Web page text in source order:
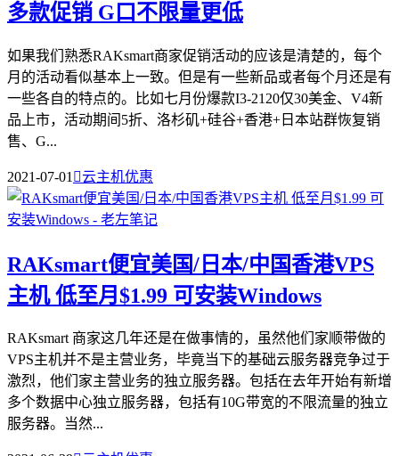
多款促销 G口不限量更低
如果我们熟悉RAKsmart商家促销活动的应该是清楚的，每个
月的活动看似基本上一致。但是有一些新品或者每个月还是有
一些各自的特点的。比如七月份爆款I3-2120仅30美金、V4新
品上市，活动期间5折、洛杉矶+硅谷+香港+日本站群恢复销
售、G...
2021-07-01 云主机优惠
RAKsmart便宜美国/日本/中国香港VPS
主机 低至月$1.99 可安装Windows
RAKsmart 商家这几年还是在做事情的，虽然他们家顺带做的
VPS主机并不是主营业务，毕竟当下的基础云服务器竞争过于
激烈，他们家主营业务的独立服务器。包括在去年开始有新增
多个数据中心独立服务器，包括有10G带宽的不限流量的独立
服务器。当然...